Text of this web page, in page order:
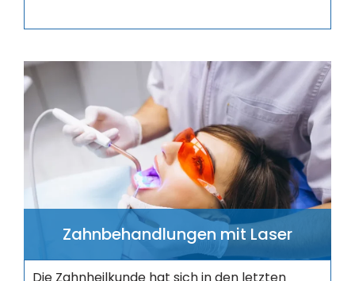
Zahnbehandlungen mit Laser